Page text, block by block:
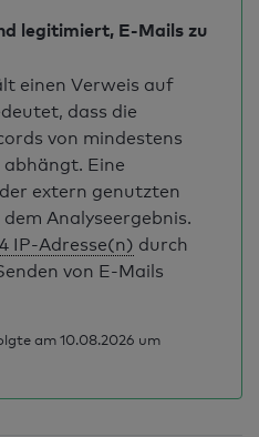
legitimiert, E-Mails zu
einen Verweis auf
dass die
von mindestens
Eine
extern genutzten
Analyseergebnis.
IP-Adresse(n) durch
von E-Mails
am 10.08.2026 um